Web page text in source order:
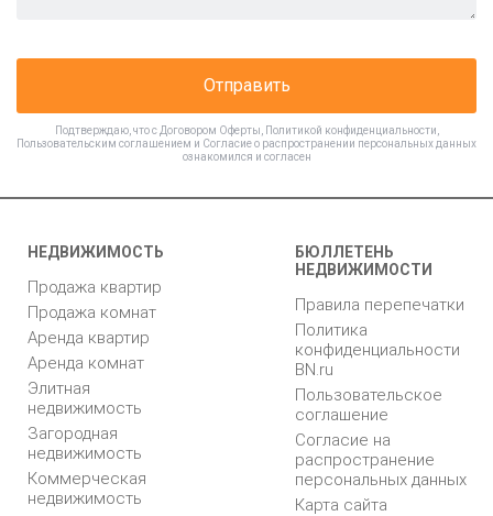
Отправить
Подтверждаю, что с Договором Оферты Политикой конфиденциальности
Пользовательским соглашением и Согласие о распространении персональных данных
ознакомился и согласен
НЕДВИЖИМОСТЬ
Продажа квартир
Продажа комнат
Аренда квартир
Аренда комнат
Элитная
недвижимость
Загородная
недвижимость
Коммерческая
недвижимость
БЮЛЛЕТЕНЬ
НЕДВИЖИМОСТИ
Правила перепечатки
Политика
конфиденциальности
BN.ru
Пользовательское
соглашение
Согласие на
распространение
персональных данных
Карта сайта